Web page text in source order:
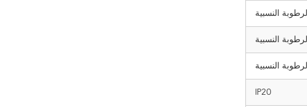
IP20